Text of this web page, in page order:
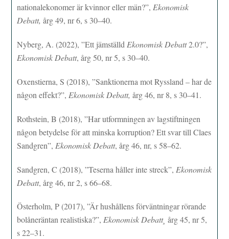
nationalekonomer är kvinnor eller män?”,Ekonomisk
Debatt,årg 49, nr 6, s 30–40.
Nyberg, A. (2022), ”Ett jämställd Ekonomisk Debatt2.0?”,
Ekonomisk Debatt, årg 50, nr 5, s 30–40.
Oxenstierna, S (2018), ”Sanktionerna mot Ryssland – har de
någon effekt?”, Ekonomisk Debatt,årg 46, nr 8, s 30–41.
Rothstein, B (2018), ”Har utformningen av lagstiftningen
någon betydelse för att minska korruption? Ett svar till Claes
Sandgren”, Ekonomisk Debatt, årg 46, nr, s 58–62.
Sandgren, C (2018), ”Teserna håller inte streck”, Ekonomisk
Debatt, årg 46, nr 2, s 66–68.
Österholm, P (2017), ”Är hushållens förväntningar rörande
bolåneräntan realistiska?”,Ekonomisk Debatt¸årg 45, nr 5,
s 22–31.